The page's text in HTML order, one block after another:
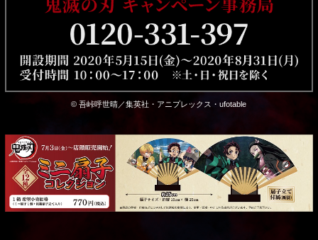
© 吾峠呼世晴／集英社・アニプレックス・ufotable